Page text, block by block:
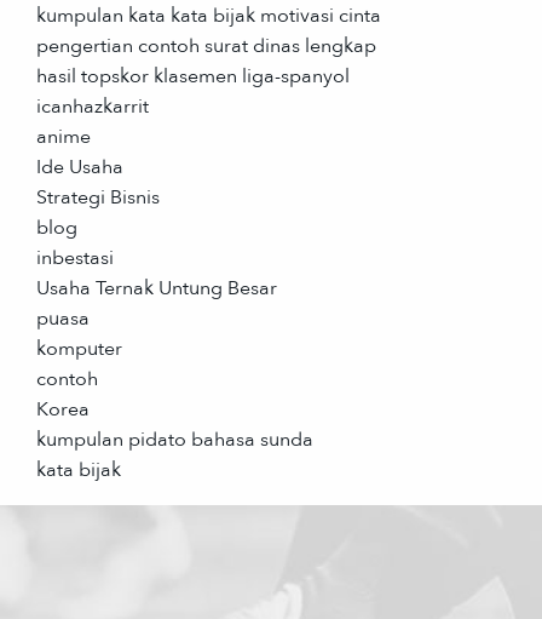
kumpulan kata kata bijak motivasi cinta
pengertian contoh surat dinas lengkap
hasil topskor klasemen liga-spanyol
icanhazkarrit
anime
Ide Usaha
Strategi Bisnis
blog
inbestasi
Usaha Ternak Untung Besar
puasa
komputer
contoh
Korea
kumpulan pidato bahasa sunda
kata bijak